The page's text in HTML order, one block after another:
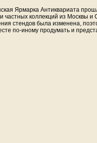
Ярмарка Антиквариата
частных коллекций из Москвы
стендов была изменена,
по-иному продумать и